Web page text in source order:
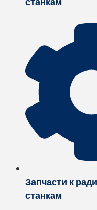
Запчасти к
станкам